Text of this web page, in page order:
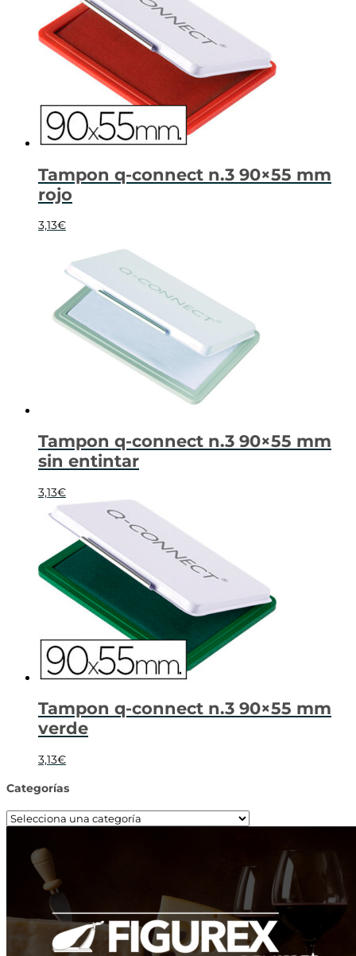
Tampon q-connect n.3 90×55 mm
rojo
3,13€
Tampon q-connect n.3 90×55 mm
sin entintar
3,13€
Tampon q-connect n.3 90×55 mm
verde
3,13€
Categorías